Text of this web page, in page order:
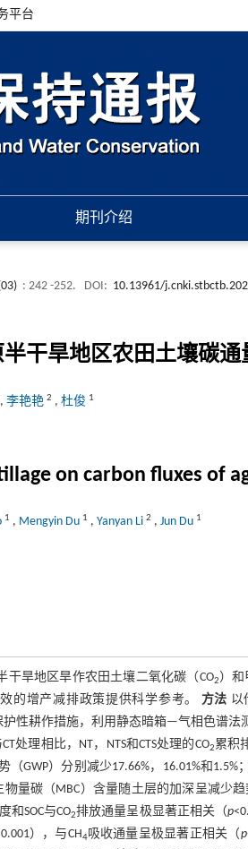
平台
期刊介绍
: 242 -252. DOI: 10.13961/
干旱地区农田土壤碳通
, 李艳艳 2 , 杜俊 1
on carbon fluxes of
1 , Mengyin Du 1 , Yanyan Li 2 , Jun Du 1
干旱地区旱作农田土壤二氧化碳（CO2）和
的增产减排政策提供科学参考。 方法 以
护性耕作措施，利用静态暗箱—气相色谱法
处理相比，NT，NTS和CTS处理的CO2累积
（GWP）分别减少17.66%，16.01%和
量碳（MBC）含量随土层的加深呈减少趋
SOC与CO2排放通量呈极显著正相关（p
），与CH4吸收通量呈极显著正相关（p